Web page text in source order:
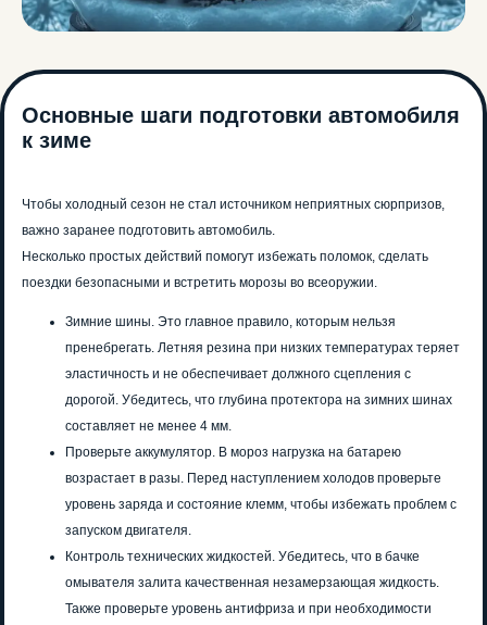
Основные шаги подготовки автомобиля
к зиме
Чтобы холодный сезон не стал источником неприятных сюрпризов,
важно заранее подготовить автомобиль.
Несколько простых действий помогут избежать поломок, сделать
поездки безопасными и встретить морозы во всеоружии.
Зимние шины. Это главное правило, которым нельзя
пренебрегать. Летняя резина при низких температурах теряет
эластичность и не обеспечивает должного сцепления с
дорогой. Убедитесь, что глубина протектора на зимних шинах
составляет не менее 4 мм.
Проверьте аккумулятор. В мороз нагрузка на батарею
возрастает в разы. Перед наступлением холодов проверьте
уровень заряда и состояние клемм, чтобы избежать проблем с
запуском двигателя.
Контроль технических жидкостей. Убедитесь, что в бачке
омывателя залита качественная незамерзающая жидкость.
Также проверьте уровень антифриза и при необходимости